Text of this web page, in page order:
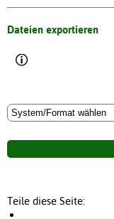
Dateien exportieren
Teile diese Seite: